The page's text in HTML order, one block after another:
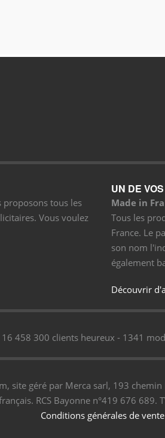
proposons tous les
Vous voulez
UN DE
Made in
Tous les
France. Le
son nom
également
Découvrir
458 300 clients heureux - 1341
site géré par Merca sarl, 193
RCS Bayonne n°419 676 689.
Conditions générales de vente